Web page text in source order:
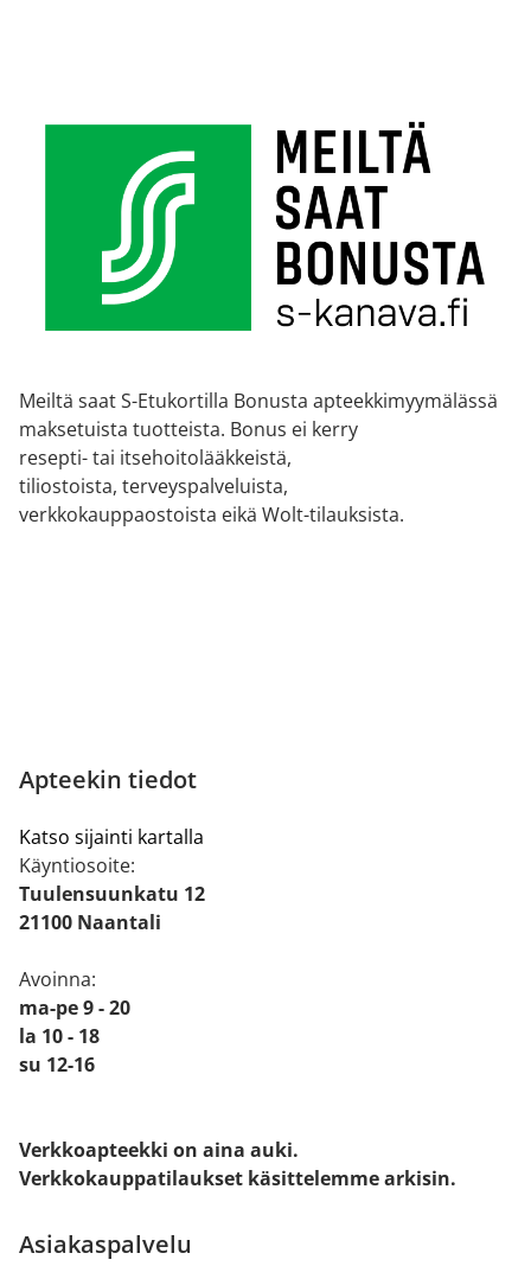
Meiltä saat S-Etukortilla Bonusta apteekkimyymälässä
maksetuista tuotteista. Bonus ei kerry
resepti- tai itsehoitolääkkeistä,
tiliostoista, terveyspalveluista,
verkkokauppaostoista eikä Wolt-tilauksista.
Apteekin tiedot
Katso sijainti kartalla
Käyntiosoite:
Tuulensuunkatu 12
21100 Naantali
Avoinna:
ma-pe 9 - 20
la 10 - 18
su 12-16
Verkkoapteekki on aina auki.
Verkkokauppatilaukset käsittelemme arkisin.
Asiakaspalvelu